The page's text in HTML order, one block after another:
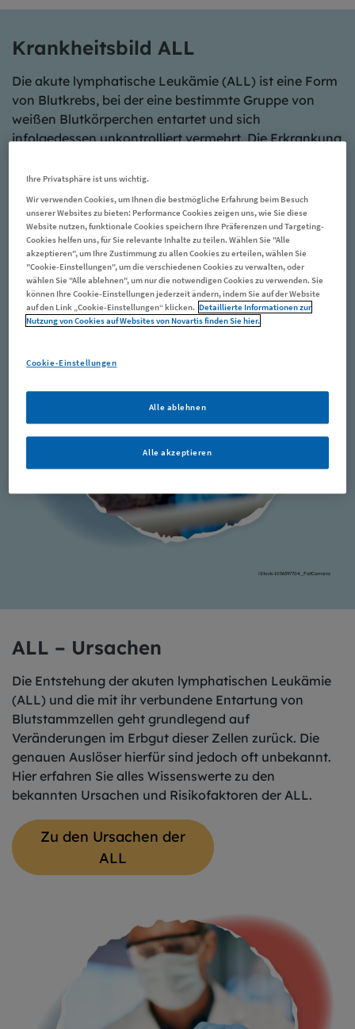
Krankheitsbild ALL
Die akute lymphatische Leukämie (ALL) ist eine Form
von Blutkrebs, bei der eine bestimmte Gruppe von
weißen Blutkörperchen entartet und sich
infolgedessen unkontrolliert vermehrt. Die Erkrankung
erhalten Sie verständliche Informationen rund um die
ALL.
Zum Krankheitsbild ALL
iStock-1056397704_FatCamera
ALL – Ursachen
Die Entstehung der akuten lymphatischen Leukämie
(ALL) und die mit ihr verbundene Entartung von
Blutstammzellen geht grundlegend auf
Veränderungen im Erbgut dieser Zellen zurück. Die
genauen Auslöser hierfür sind jedoch oft unbekannt.
Hier erfahren Sie alles Wissenswerte zu den
bekannten Ursachen und Risikofaktoren der ALL.
Zu den Ursachen der
ALL
Ihre Privatsphäre ist uns wichtig.
Wir verwenden Cookies, um Ihnen die bestmögliche Erfahrung beim Besuch
unserer Websites zu bieten: Performance Cookies zeigen uns, wie Sie diese
Website nutzen, funktionale Cookies speichern Ihre Präferenzen und Targeting-
Cookies helfen uns, für Sie relevante Inhalte zu teilen. Wählen Sie "Alle
akzeptieren", um Ihre Zustimmung zu allen Cookies zu erteilen, wählen Sie
"Cookie-Einstellungen", um die verschiedenen Cookies zu verwalten, oder
wählen Sie "Alle ablehnen", um nur die notwendigen Cookies zu verwenden. Sie
können Ihre Cookie-Einstellungen jederzeit ändern, indem Sie auf der Website
auf den Link „Cookie-Einstellungen“ klicken. Detaillierte Informationen zur
Nutzung von Cookies auf Websites von Novartis finden Sie hier.
Cookie-Einstellungen
Alle ablehnen
Alle akzeptieren